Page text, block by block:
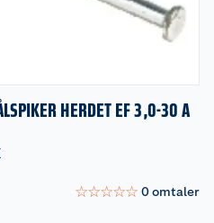
HERDET EF 3,0-30 A
☆☆☆☆☆ 0omtaler